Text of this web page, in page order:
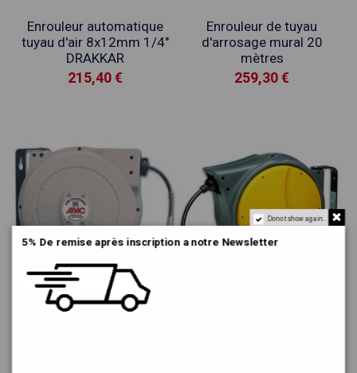
Enrouleur automatique
tuyau d'air 8x12mm 1/4"
DRAKKAR
215,40 €
Enrouleur de tuyau
d'arrosage mural 20
mètres
259,30 €
Do not show again.
5% De remise après inscription a notre Newsletter